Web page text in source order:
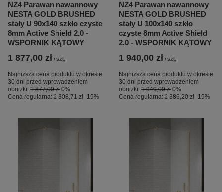
NZ4 Parawan nawannowy
NESTA GOLD BRUSHED
stały U 90x140 szkło czyste
8mm Active Shield 2.0 -
WSPORNIK KĄTOWY
1 877,00 zł / szt.
Najniższa cena produktu w okresie
30 dni przed wprowadzeniem
obniżki: 1 877,00 zł 0%
Cena regularna: 2 308,71 zł -19%
NZ4 Parawan nawannowy
NESTA GOLD BRUSHED
stały U 100x140 szkło
czyste 8mm Active Shield
2.0 - WSPORNIK KĄTOWY
1 940,00 zł / szt.
Najniższa cena produktu w okresie
30 dni przed wprowadzeniem
obniżki: 1 940,00 zł 0%
Cena regularna: 2 386,20 zł -19%